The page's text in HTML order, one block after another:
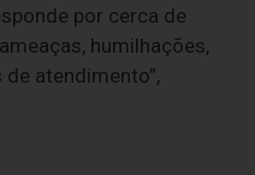
por cerca de
humilhações,
atendimento”,